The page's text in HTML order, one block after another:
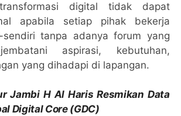
digital tidak dapat
apabila setiap pihak bekerja
sendiri tanpa adanya forum yang
aspirasi, kebutuhan,
yang dihadapi di lapangan.
Jambi H Al Haris Resmikan Data
Digital Core (GDC)